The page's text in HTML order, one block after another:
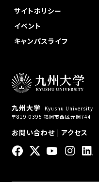
九州大学
Kyushu University
〒819-0395 福岡市西区元岡744
お問い合わせ| アクセス
サイトポリシー
イベント
キャンパスライフ